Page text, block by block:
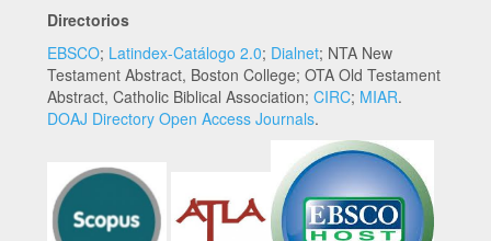
Directorios
EBSCO; Latindex-Catálogo 2.0; Dialnet; NTA New
Testament Abstract, Boston College; OTA Old Testament
Abstract, Catholic Biblical Association; CIRC; MIAR.
DOAJ Directory Open Access Journals.